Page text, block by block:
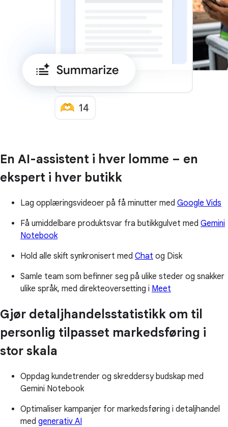
En AI-assistent i hver lomme – en
ekspert i hver butikk
Lag opplæringsvideoer på få minutter med Google Vids
Få umiddelbare produktsvar fra butikkgulvet med Gemini
Notebook
Hold alle skift synkronisert med Chat og Disk
Samle team som befinner seg på ulike steder og snakker
ulike språk, med direkteoversetting i Meet
Gjør detaljhandelsstatistikk om til
personlig tilpasset markedsføring i
stor skala
Oppdag kundetrender og skreddersy budskap med
Gemini Notebook
Optimaliser kampanjer for markedsføring i detaljhandel
med generativ AI